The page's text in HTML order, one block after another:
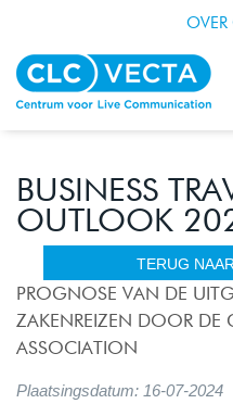
BUSINESS
OUTLOOK
TERUG
PROGNOSE VAN DE
ZAKENREIZEN DOOR DE
ASSOCIATION
Plaatsingsdatum: 16-07-2024